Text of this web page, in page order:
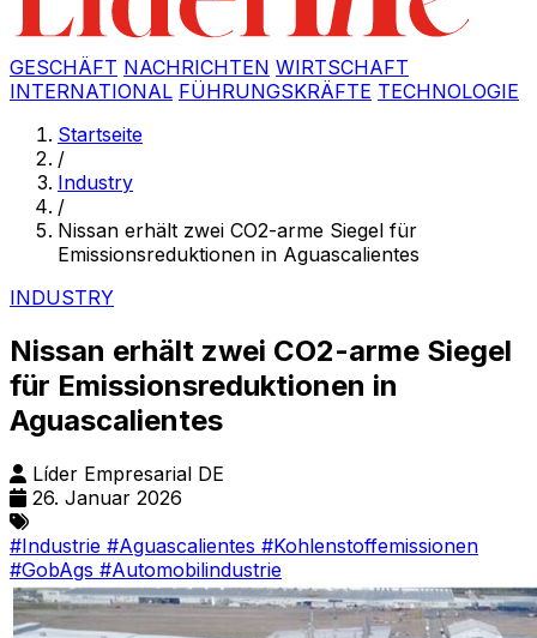
GESCHÄFT NACHRICHTEN WIRTSCHAFT
INTERNATIONAL FÜHRUNGSKRÄFTE TECHNOLOGIE
Startseite
/
Industry
/
Nissan erhält zwei CO2-arme Siegel für
Emissionsreduktionen in Aguascalientes
INDUSTRY
Nissan erhält zwei CO2-arme Siegel
für Emissionsreduktionen in
Aguascalientes
Líder Empresarial DE
26. Januar 2026
#Industrie #Aguascalientes #Kohlenstoffemissionen
#GobAgs #Automobilindustrie